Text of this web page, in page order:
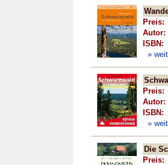
Preis:
Autor:
ISBN:
»
Preis:
Autor:
ISBN:
»
Die
Preis: